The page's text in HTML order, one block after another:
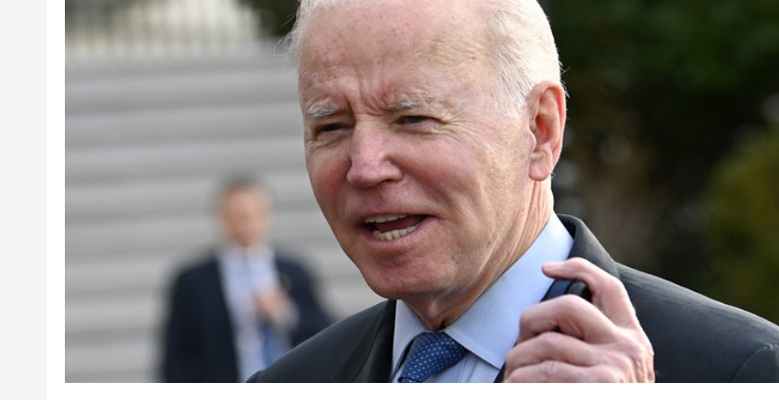
梁振英率港區全國政協委員考察團來瓊考察
2025年海南儋州以舊換新帶動消費約18億元
山東26戶省屬國企去年合計營收2.58萬億 利潤總額近936億
瀋陽鐵西校園閱讀活動解鎖閱讀新玩法
閩粵贛三地漢樂藝術家齊聚深圳，共奏客家文化傳承新篇章